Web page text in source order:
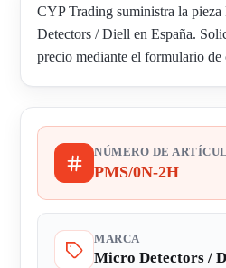
CYP Trading suministra la
Detectors / Diell en España.
precio mediante el formulario de
NÚMERO DE
PMS/0N-2H
MARCA
Micro Detectors /